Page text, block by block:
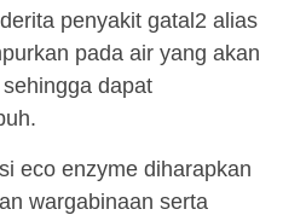
penyakit gatal2 alias
pada air yang akan
dapat
eco enzyme diharapkan
wargabinaan serta